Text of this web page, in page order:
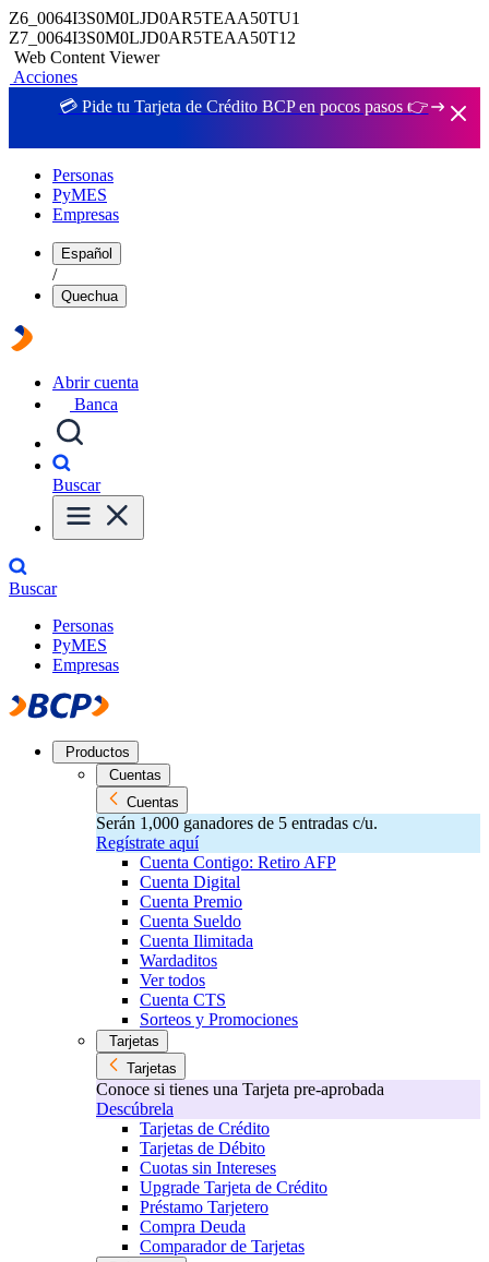
Z6_0064I3S0M0LJD0AR5TEAA50TU1
Z7_0064I3S0M0LJD0AR5TEAA50T12
Web Content Viewer
Acciones
💳 Pide tu Tarjeta de Crédito BCP en pocos pasos 👉
Personas
PyMES
Empresas
Español
/
Quechua
Abrir cuenta
Banca
Buscar
Buscar
Personas
PyMES
Empresas
Productos
Cuentas
Cuentas
Serán 1,000 ganadores de 5 entradas c/u.
Regístrate aquí
Cuenta Contigo: Retiro AFP
Cuenta Digital
Cuenta Premio
Cuenta Sueldo
Cuenta Ilimitada
Wardaditos
Ver todos
Cuenta CTS
Sorteos y Promociones
Tarjetas
Tarjetas
Conoce si tienes una Tarjeta pre-aprobada
Descúbrela
Tarjetas de Crédito
Tarjetas de Débito
Cuotas sin Intereses
Upgrade Tarjeta de Crédito
Préstamo Tarjetero
Compra Deuda
Comparador de Tarjetas